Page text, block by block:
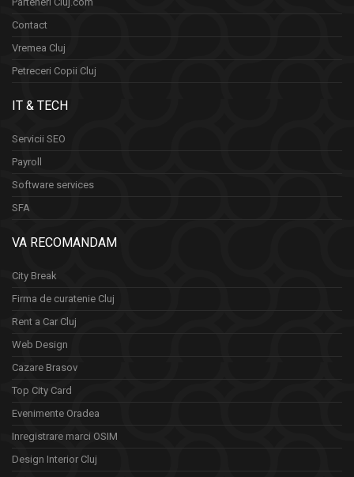
Contact
Vremea Cluj
Petreceri Copii Cluj
IT & TECH
Servicii SEO
Payroll
Software services
SFA
VA RECOMANDAM
City Break
Firma de curatenie Cluj
Rent a Car Cluj
Web Design
Cazare Brasov
Top City Card
Evenimente Oradea
Inregistrare marci OSIM
Design Interior Cluj